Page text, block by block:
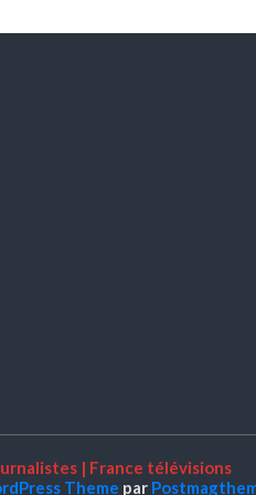
| France télévisions
Theme par